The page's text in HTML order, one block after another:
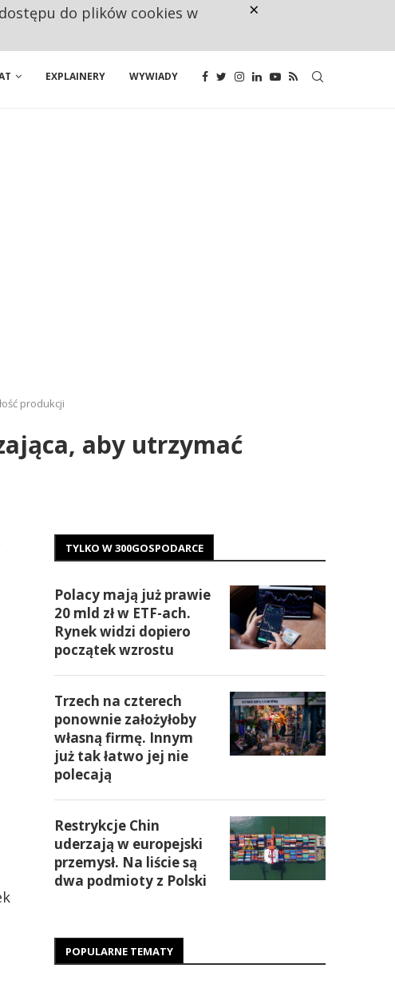
EXPLAINERY WYWIADY
produkcji
aby utrzymać
TYLKO W 300GOSPODARCE
Polacy mają już prawie
20 mld zł w ETF-ach.
Rynek widzi dopiero
początek wzrostu
Trzech na czterech
ponownie założyłoby
własną firmę. Innym
już tak łatwo jej nie
polecają
Restrykcje Chin
uderzają w europejski
przemysł. Na liście są
dwa podmioty z Polski
POPULARNE TEMATY
do plików cookies w
×